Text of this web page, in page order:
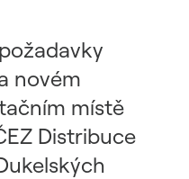
novém
místě
Distribuce